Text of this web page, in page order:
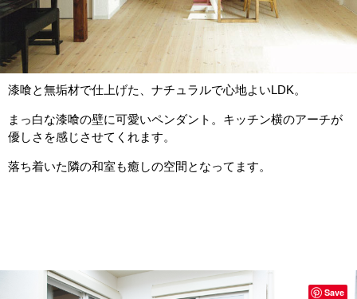
漆喰と無垢材で仕上げた、ナチュラルで心地よいLDK。
まっ白な漆喰の壁に可愛いペンダント。キッチン横のアーチが
優しさを感じさせてくれます。
落ち着いた隣の和室も癒しの空間となってます。
Save